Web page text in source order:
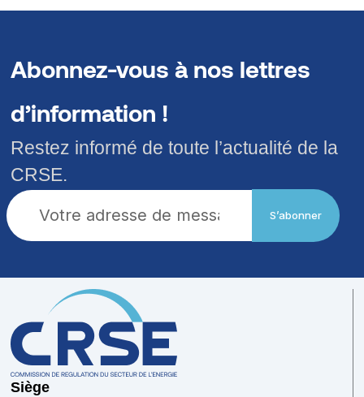
Abonnez-vous à nos lettres
d’information !
Restez informé de toute l’actualité de la
CRSE.
S’abonner
Siège